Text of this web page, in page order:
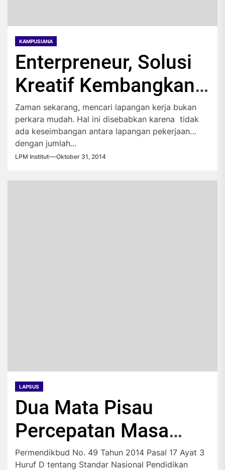
KAMPUSIANA
Enterpreneur, Solusi
Kreatif Kembangkan
Lapangan Kerja
Zaman sekarang, mencari lapangan kerja bukan
perkara mudah. Hal ini disebabkan karena tidak
ada keseimbangan antara lapangan pekerjaan
dengan jumlah...
LPM Institut Oktober 31, 2014
LAPSUS
Dua Mata Pisau
Percepatan Masa
Studi
Permendikbud No. 49 Tahun 2014 Pasal 17 Ayat 3
Huruf D tentang Standar Nasional Pendidikan